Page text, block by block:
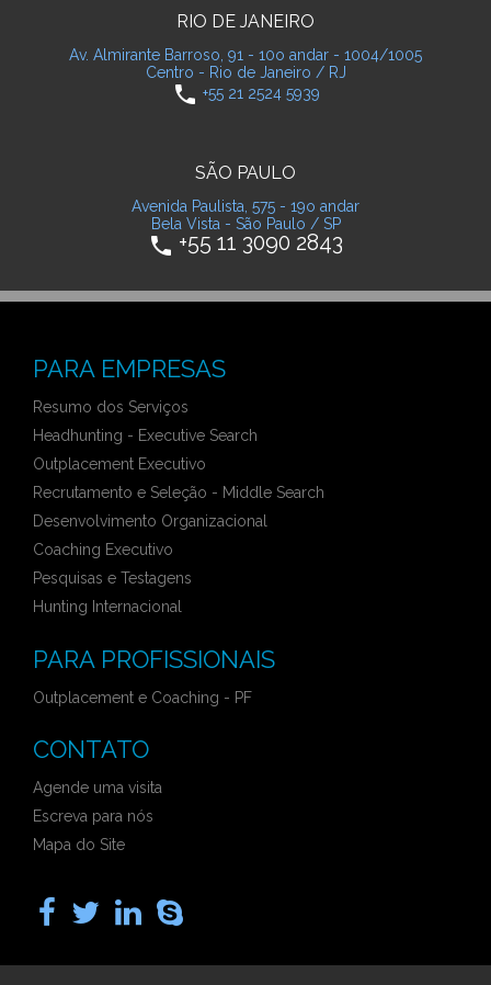
RIO DE JANEIRO
Av. Almirante Barroso, 91 - 10o andar - 1004/1005
Centro - Rio de Janeiro / RJ
phone +55 21 2524 5939
SÃO PAULO
Avenida Paulista, 575 - 19o andar
Bela Vista - São Paulo / SP
phone +55 11 3090 2843
PARA EMPRESAS
Resumo dos Serviços
Headhunting - Executive Search
Outplacement Executivo
Recrutamento e Seleção - Middle Search
Desenvolvimento Organizacional
Coaching Executivo
Pesquisas e Testagens
Hunting Internacional
PARA PROFISSIONAIS
Outplacement e Coaching - PF
CONTATO
Agende uma visita
Escreva para nós
Mapa do Site